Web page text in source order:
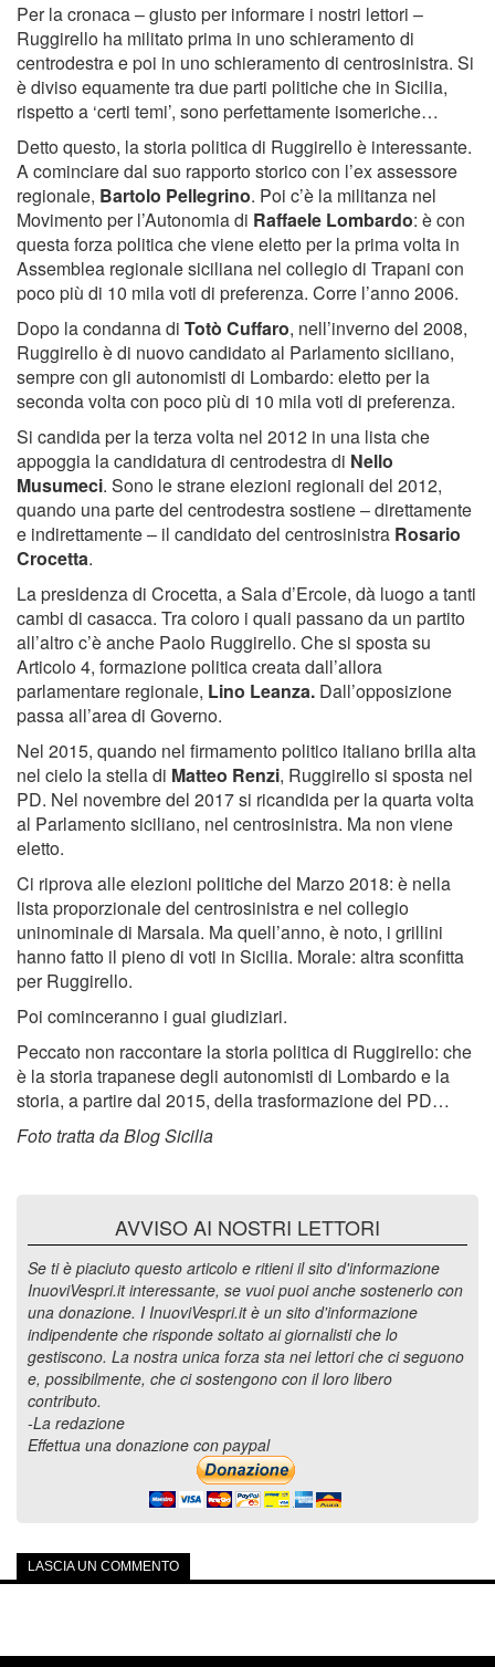
Per la cronaca – giusto per informare i nostri lettori –
Ruggirello ha militato prima in uno schieramento di
centrodestra e poi in uno schieramento di centrosinistra. Si
è diviso equamente tra due parti politiche che in Sicilia,
rispetto a ‘certi temi’, sono perfettamente isomeriche…
Detto questo, la storia politica di Ruggirello è interessante.
A cominciare dal suo rapporto storico con l’ex assessore
regionale, Bartolo Pellegrino. Poi c’è la militanza nel
Movimento per l’Autonomia di Raffaele Lombardo: è con
questa forza politica che viene eletto per la prima volta in
Assemblea regionale siciliana nel collegio di Trapani con
poco più di 10 mila voti di preferenza. Corre l’anno 2006.
Dopo la condanna di Totò Cuffaro, nell’inverno del 2008,
Ruggirello è di nuovo candidato al Parlamento siciliano,
sempre con gli autonomisti di Lombardo: eletto per la
seconda volta con poco più di 10 mila voti di preferenza.
Si candida per la terza volta nel 2012 in una lista che
appoggia la candidatura di centrodestra di Nello
Musumeci. Sono le strane elezioni regionali del 2012,
quando una parte del centrodestra sostiene – direttamente
e indirettamente – il candidato del centrosinistra Rosario
Crocetta.
La presidenza di Crocetta, a Sala d’Ercole, dà luogo a tanti
cambi di casacca. Tra coloro i quali passano da un partito
all’altro c’è anche Paolo Ruggirello. Che si sposta su
Articolo 4, formazione politica creata dall’allora
parlamentare regionale, Lino Leanza. Dall’opposizione
passa all’area di Governo.
Nel 2015, quando nel firmamento politico italiano brilla alta
nel cielo la stella di Matteo Renzi, Ruggirello si sposta nel
PD. Nel novembre del 2017 si ricandida per la quarta volta
al Parlamento siciliano, nel centrosinistra. Ma non viene
eletto.
Ci riprova alle elezioni politiche del Marzo 2018: è nella
lista proporzionale del centrosinistra e nel collegio
uninominale di Marsala. Ma quell’anno, è noto, i grillini
hanno fatto il pieno di voti in Sicilia. Morale: altra sconfitta
per Ruggirello.
Poi cominceranno i guai giudiziari.
Peccato non raccontare la storia politica di Ruggirello: che
è la storia trapanese degli autonomisti di Lombardo e la
storia, a partire dal 2015, della trasformazione del PD…
Foto tratta da Blog Sicilia
AVVISO AI NOSTRI LETTORI
Se ti è piaciuto questo articolo e ritieni il sito d'informazione
InuoviVespri.it interessante, se vuoi puoi anche sostenerlo con
una donazione. I InuoviVespri.it è un sito d'informazione
indipendente che risponde soltato ai giornalisti che lo
gestiscono. La nostra unica forza sta nei lettori che ci seguono
e, possibilmente, che ci sostengono con il loro libero
contributo.
-La redazione
Effettua una donazione con paypal
LASCIA UN COMMENTO